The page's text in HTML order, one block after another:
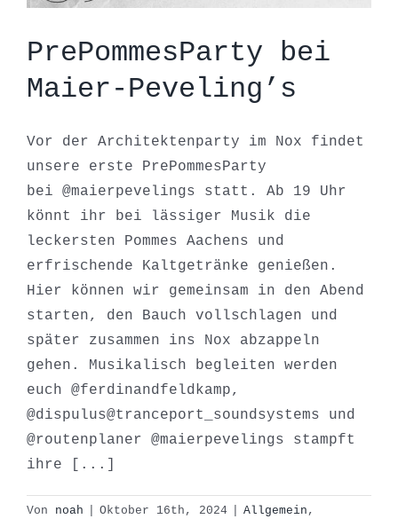
PrePommesParty bei
Maier-Peveling’s
Vor der Architektenparty im Nox findet
unsere erste PrePommesParty
bei @maierpevelings statt. Ab 19 Uhr
könnt ihr bei lässiger Musik die
leckersten Pommes Aachens und
erfrischende Kaltgetränke genießen.
Hier können wir gemeinsam in den Abend
starten, den Bauch vollschlagen und
später zusammen ins Nox abzappeln
gehen. Musikalisch begleiten werden
euch @ferdinandfeldkamp,
@dispulus@tranceport_soundsystems und
@routenplaner @maierpevelings stampft
ihre [...]
Von noah Oktober 16th, 2024 Allgemein ,